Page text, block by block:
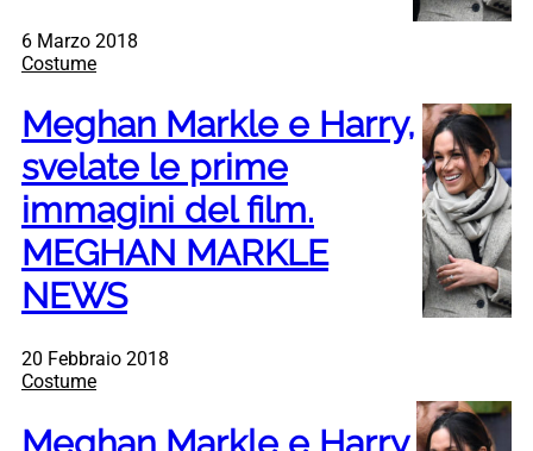
6 Marzo 2018
Costume
Meghan Markle e Harry,
svelate le prime
immagini del film.
MEGHAN MARKLE
NEWS
20 Febbraio 2018
Costume